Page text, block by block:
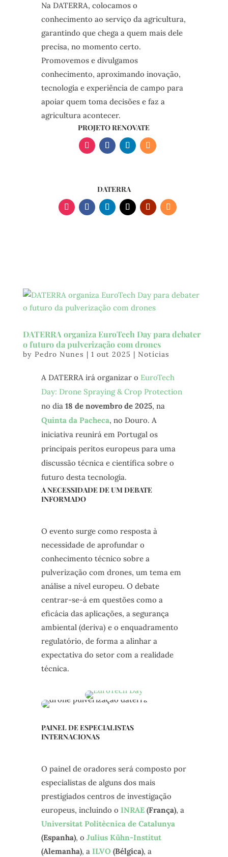
Na DATERRA, colocamos o
conhecimento ao serviço da agricultura,
garantindo que chega a quem mais dele
precisa, no momento certo.
Promovemos e divulgamos
conhecimento, aproximando inovação,
tecnologia e experiência de campo para
apoiar quem toma decisões e faz a
agricultura acontecer.
PROJETO RENOVATE
DATERRA
DATERRA organiza EuroTech Day para debater
o futuro da pulverização com drones
by Pedro Nunes | 1 out 2025 | Notícias
A DATERRA irá organizar o EuroTech
Day: Drone Spraying & Crop Protection
no dia 18 de novembro de 2025, na
Quinta da Pacheca, no Douro. A
iniciativa reunirá em Portugal os
principais peritos europeus para uma
discussão técnica e científica sobre o
futuro desta tecnologia.
A NECESSIDADE DE UM DEBATE
INFORMADO
O evento surge como resposta à
necessidade de aprofundar o
conhecimento técnico sobre a
pulverização com drones, um tema em
análise a nível europeu. O debate
centrar-se-á em questões como a
eficácia das aplicações, a segurança
ambiental (deriva) e o enquadramento
regulatório, de forma a alinhar a
expectativa do setor com a realidade
técnica.
PAINEL DE ESPECIALISTAS
INTERNACIONAS
O painel de oradores será composto por
especialistas de alguns dos mais
prestigiados centros de investigação
europeus, incluindo o INRAE(França), a
Universitat Politècnica de Catalunya
(Espanha), o Julius Kühn-Institut
(Alemanha), a ILVO (Bélgica), a